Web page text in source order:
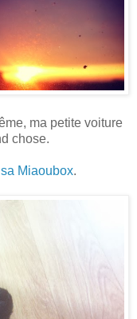
ma petite voiture
chose.
Miaoubox.